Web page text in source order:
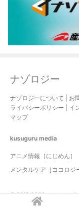
ナゾロジー
ナゾロジーについて お
ライバシーポリシー
イ
マップ
kusuguru media
アニメ情報［にじめん］
メンタルケア［ココロジ
© 2017-2026 nazology. all